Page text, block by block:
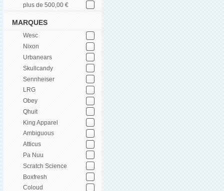
plus de 500,00 €
MARQUES
Wesc
Nixon
Urbanears
Skullcandy
Sennheiser
LRG
Obey
Qhuit
King Apparel
Ambiguous
Atticus
Pa Nuu
Scratch Science
Boxfresh
Coloud